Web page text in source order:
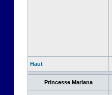
Haut
Princesse Mariana